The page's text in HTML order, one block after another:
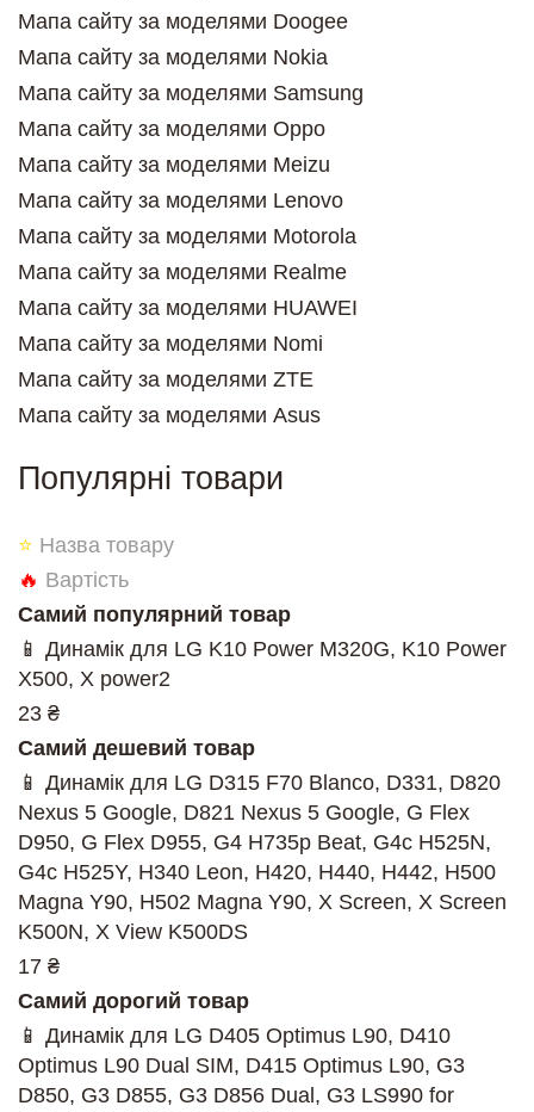
Мапа сайту за моделями Doogee
Мапа сайту за моделями Nokia
Мапа сайту за моделями Samsung
Мапа сайту за моделями Oppo
Мапа сайту за моделями Meizu
Мапа сайту за моделями Lenovo
Мапа сайту за моделями Motorola
Мапа сайту за моделями Realme
Мапа сайту за моделями HUAWEI
Мапа сайту за моделями Nomi
Мапа сайту за моделями ZTE
Мапа сайту за моделями Asus
Популярні товари
⭐ Назва товару
🔥 Вартість
Самий популярний товар
📱 Динамік для LG K10 Power M320G, K10 Power
X500, X power2
23 ₴
Самий дешевий товар
📱 Динамік для LG D315 F70 Blanco, D331, D820
Nexus 5 Google, D821 Nexus 5 Google, G Flex
D950, G Flex D955, G4 H735p Beat, G4c H525N,
G4c H525Y, H340 Leon, H420, H440, H442, H500
Magna Y90, H502 Magna Y90, X Screen, X Screen
K500N, X View K500DS
17 ₴
Самий дорогий товар
📱 Динамік для LG D405 Optimus L90, D410
Optimus L90 Dual SIM, D415 Optimus L90, G3
D850, G3 D855, G3 D856 Dual, G3 LS990 for